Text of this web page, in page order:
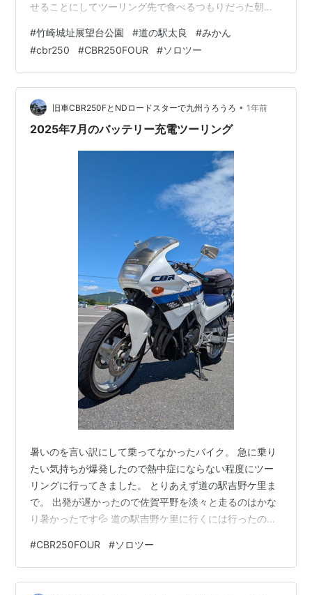
せることにしてツーリング先で食べるつもりだった朝食
確認するとまだ雲が厚い。 それからしばらくして午前７
時くらいに少し日が差してきたので出発！ ３連休の中日
なので車も多い。ちょうど佐賀バルーンフェスタ開催中
でたくさんのバルーンが上がっているのを見ながらバイ
クを走らせましたよ。 お城みたいな建物が展望台です。
この季節に黄色い花を見ると思いません…
#竹崎城址展望台公園 #道の駅太良 #みかん
#cbr250 #CBR250FOUR #ソロツー
旧車CBR250FとNDロードスターで九州うろうろ • 1年前
2025年7月のバッテリー充電ツーリング
暑いのを言い訳にして乗ってなかったバイク。 急に乗り
たい気持ちが爆発したので熱中症にならない程度にツー
リングに行ってきました。 とりあえず道の駅吉野ケ里ま
で。 出発が遅かったので佐賀平野を淡々と走るのはかな
り暑かったです💦 道の駅吉野ケ里に行くには行ったので
なかったので駐車場をぐるっと回ってUターンして登って
きた坂道をすぐに下ることにしました。 暑いし後ろに車
がいるわけでもないしとのんびり走ってると 自転車の方
#CBR250FOUR #ソロツー